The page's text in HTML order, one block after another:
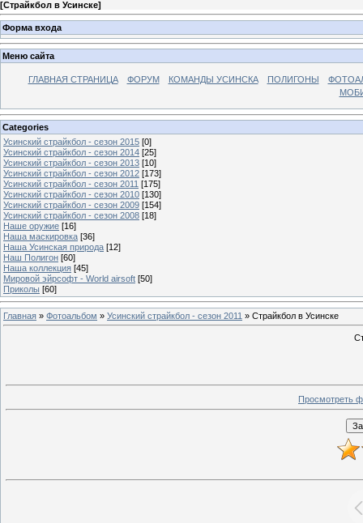
[Страйкбол в Усинске]
Форма входа
Меню сайта
ГЛАВНАЯ СТРАНИЦА ФОРУМ КОМАНДЫ УСИНСКА ПОЛИГОНЫ
Categories
Усинский страйкбол - сезон 2015 [0]
Усинский страйкбол - сезон 2014 [25]
Усинский страйкбол - сезон 2013 [10]
Усинский страйкбол - сезон 2012 [173]
Усинский страйкбол - сезон 2011 [175]
Усинский страйкбол - сезон 2010 [130]
Усинский страйкбол - сезон 2009 [154]
Усинский страйкбол - сезон 2008 [18]
Наше оружие [16]
Наша маскировка [36]
Наша Усинская природа [12]
Наш Полигон [60]
Наша коллекция [45]
Мировой эйрсофт - World airsoft [50]
Приколы [60]
Главная » Фотоальбом » Усинский страйкбол - сезон 2011 » Страйкбол в Усинске
Просмотреть